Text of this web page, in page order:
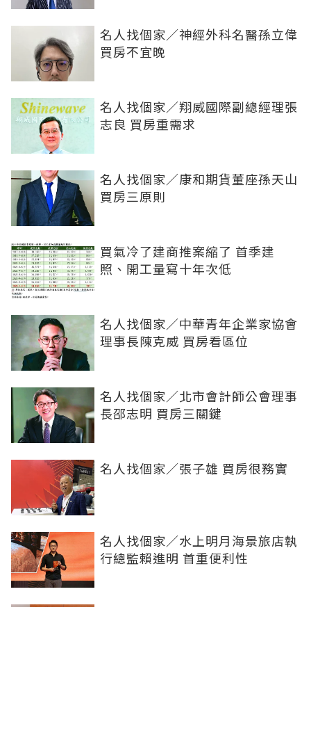
名人找個家／神經外科名醫孫立偉
買房不宜晚
名人找個家／翔威國際副總經理張
志良 買房重需求
名人找個家／康和期貨董座孫天山
買房三原則
買氣冷了建商推案縮了 首季建
照、開工量寫十年次低
名人找個家／中華青年企業家協會
理事長陳克威 買房看區位
名人找個家／北市會計師公會理事
長邵志明 買房三關鍵
名人找個家／張子雄 買房很務實
名人找個家／水上明月海景旅店執
行總監賴進明 首重便利性